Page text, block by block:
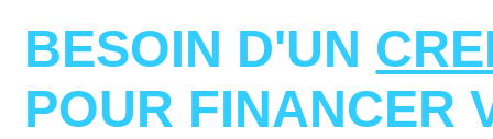
BESOIN D'UN
POUR FINANCER